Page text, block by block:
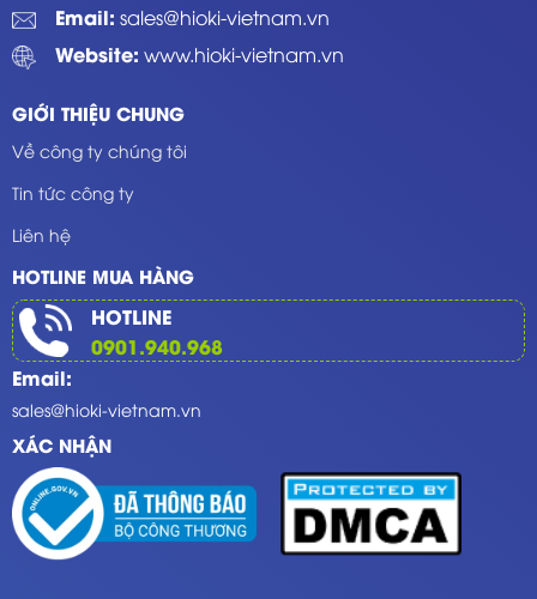
Email: sales@hioki-vietnam.vn
Website: www.hioki-vietnam.vn
GIỚI THIỆU CHUNG
Về công ty chúng tôi
Tin tức công ty
Liên hệ
HOTLINE MUA HÀNG
HOTLINE
0901.940.968
Email:
sales@hioki-vietnam.vn
XÁC NHẬN